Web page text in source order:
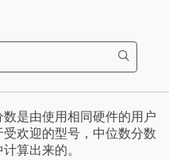
是由使用相同硬件的用户
欢迎的型号，中位数分数
算出来的。